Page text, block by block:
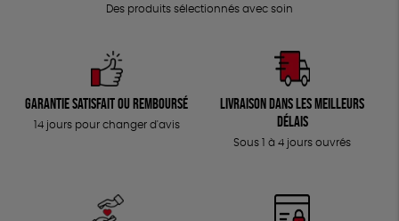
Des produits sélectionnés avec soin
Garantie satisfait ou remboursé
14 jours pour changer d'avis
Livraison dans les meilleurs
délais
Sous 1 à 4 jours ouvrés